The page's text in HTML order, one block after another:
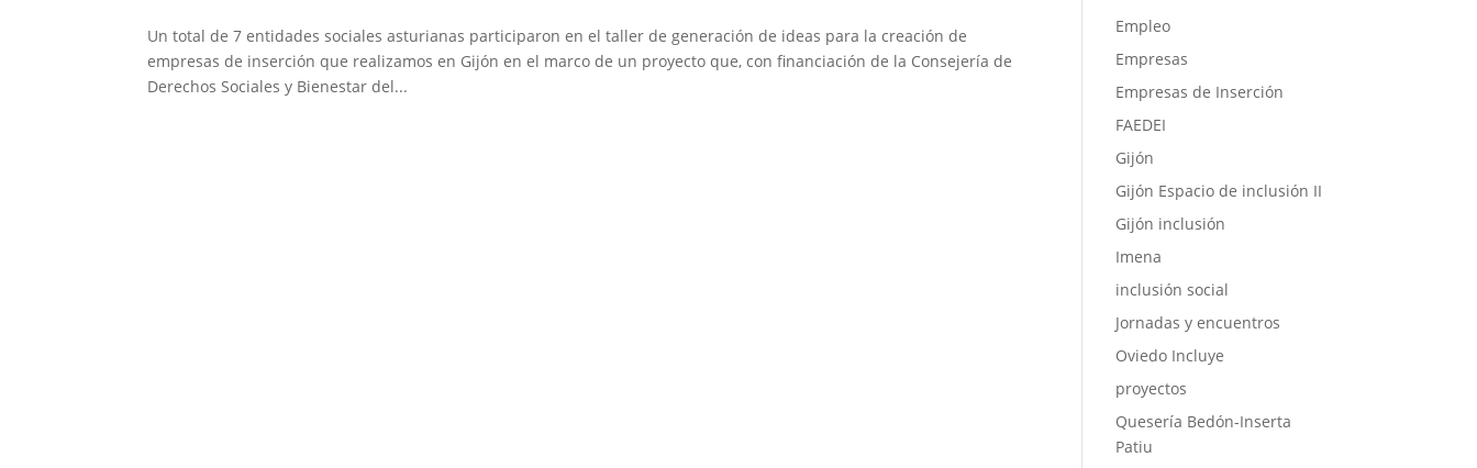
Un total de 7 entidades sociales asturianas participaron en el taller de generación de ideas para la creación de
empresas de inserción que realizamos en Gijón en el marco de un proyecto que, con financiación de la Consejería de
Derechos Sociales y Bienestar del...
Empleo
Empresas
Empresas de Inserción
FAEDEI
Gijón
Gijón Espacio de inclusión II
Gijón inclusión
Imena
inclusión social
Jornadas y encuentros
Oviedo Incluye
proyectos
Quesería Bedón-Inserta
Patiu